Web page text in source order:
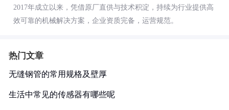
2017年成立以来，凭借原厂直供与技术积淀，持续为行业提供高
效可靠的机械解决方案，企业资质完备，运营规范。
热门文章
无缝钢管的常用规格及壁厚
生活中常见的传感器有哪些呢